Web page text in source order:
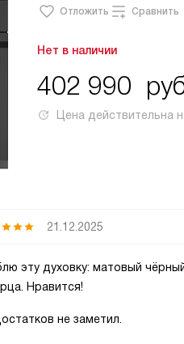
Отложить Сравнить
Нет в наличии
402 990
Цена
21.12.2025
эту духовку: матовый
Нравится!
не заметил.